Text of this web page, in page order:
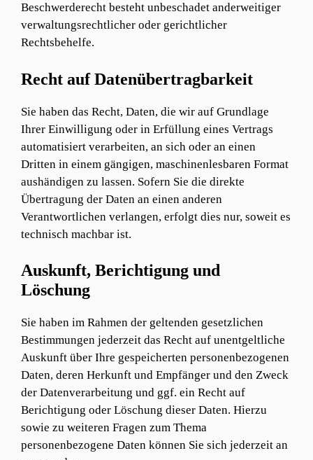
Beschwerderecht besteht unbeschadet anderweitiger
verwaltungsrechtlicher oder gerichtlicher
Rechtsbehelfe.
Recht auf Daten­übertrag­barkeit
Sie haben das Recht, Daten, die wir auf Grundlage
Ihrer Einwilligung oder in Erfüllung eines Vertrags
automatisiert verarbeiten, an sich oder an einen
Dritten in einem gängigen, maschinenlesbaren Format
aushändigen zu lassen. Sofern Sie die direkte
Übertragung der Daten an einen anderen
Verantwortlichen verlangen, erfolgt dies nur, soweit es
technisch machbar ist.
Auskunft, Berichtigung und
Löschung
Sie haben im Rahmen der geltenden gesetzlichen
Bestimmungen jederzeit das Recht auf unentgeltliche
Auskunft über Ihre gespeicherten personenbezogenen
Daten, deren Herkunft und Empfänger und den Zweck
der Datenverarbeitung und ggf. ein Recht auf
Berichtigung oder Löschung dieser Daten. Hierzu
sowie zu weiteren Fragen zum Thema
personenbezogene Daten können Sie sich jederzeit an